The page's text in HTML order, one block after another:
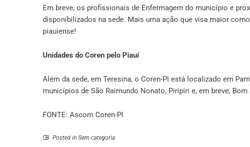
Em breve, os profissionais de Enfermagem do município e
disponibilizados na sede. Mais uma ação que visa maior
piauiense!
Unidades do Coren pelo Piauí
Além da sede, em Teresina, o Coren-PI está localizado em
municípios de São Raimundo Nonato, Piripiri e, em breve,
FONTE: Ascom Coren-PI
Posted in Sem categoria